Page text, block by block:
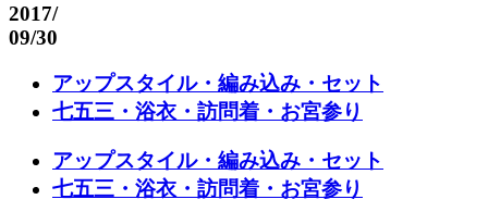
2017/
09/30
アップスタイル・編み込み・セット
七五三・浴衣・訪問着・お宮参り
アップスタイル・編み込み・セット
七五三・浴衣・訪問着・お宮参り